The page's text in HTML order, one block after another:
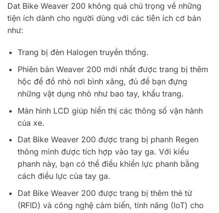
Dat Bike Weaver 200 không quá chú trọng về những
tiện ích dành cho người dùng với các tiện ích cơ bản
như:
Trang bị đèn Halogen truyền thống.
Phiên bản Weaver 200 mới nhất được trang bị thêm
hộc để đồ nhỏ nơi bình xăng, đủ để bạn đựng
những vật dụng nhỏ như bao tay, khẩu trang.
Màn hình LCD giúp hiển thị các thông số vận hành
của xe.
Dat Bike Weaver 200 được trang bị phanh Regen
thông minh được tích hợp vào tay ga. Với kiểu
phanh này, bạn có thể điều khiển lực phanh bằng
cách điều lực của tay ga.
Dat Bike Weaver 200 được trang bị thêm thẻ từ
(RFID) và công nghệ cảm biến, tính năng (IoT) cho